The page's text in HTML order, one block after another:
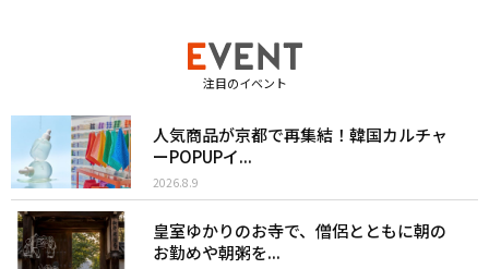
注目のイベント
人気商品が京都で再集結！韓国カルチャ
ーPOPUPイ...
2026.8.9
皇室ゆかりのお寺で、僧侶とともに朝の
お勤めや朝粥を...